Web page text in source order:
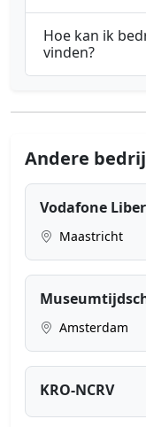
Hoe kan ik
vinden?
Andere
Vodafone
Maastricht
Amsterdam
KRO-NCRV